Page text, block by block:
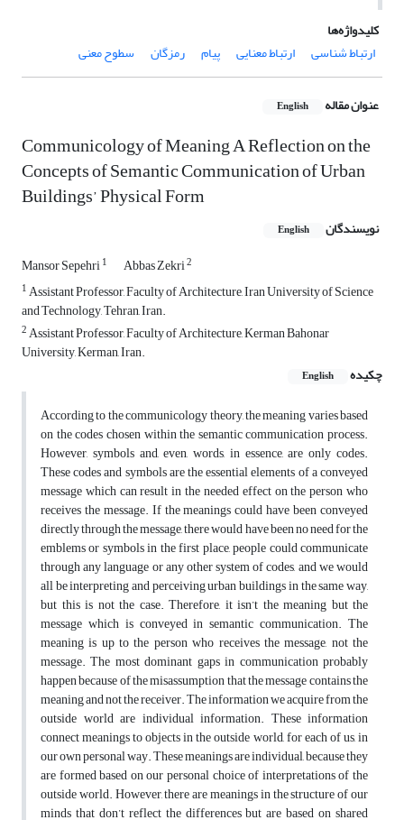
کلیدواژه‌ها
ارتباط شناسی
ارتباط معنایی پیام رمزگان سطوح معنی
عنوان مقاله English
Communicology of Meaning A Reflection on the
Concepts of Semantic Communication of Urban
Buildings’ Physical Form
نویسندگان English
Mansor Sepehri1 Abbas Zekri2
1Assistant Professor, Faculty of Architecture, Iran University of Science
and Technology, Tehran, Iran.
2Assistant Professor, Faculty of Architecture, Kerman Bahonar
University, Kerman, Iran.
چکیده
English
According to the communicology theory, the meaning varies based
on the codes chosen within the semantic communication process.
However, symbols and, even, words, in essence, are only codes.
These codes and symbols are the essential elements of a conveyed
message which can result in the needed effect on the person who
receives the message. If the meanings could have been conveyed
directly through the message, there would have been no need for the
emblems or symbols in the first place, people could communicate
through any language or any other system of codes, and we would
all be interpreting and perceiving urban buildings in the same way,
but this is not the case. Therefore, it isn’t the meaning but the
message which is conveyed in semantic communication. The
meaning is up to the person who receives the message, not the
message. The most dominant gaps in communication probably
happen because of the misassumption that the message contains the
meaning and not the receiver. The information we acquire from the
outside world are individual information. These information
connect meanings to objects in the outside world, for each of us, in
our own personal way. These meanings are individual, because they
are formed based on our personal choice of interpretations of the
outside world. However, there are meanings in the structure of our
minds that don’t reflect the differences but are based on shared